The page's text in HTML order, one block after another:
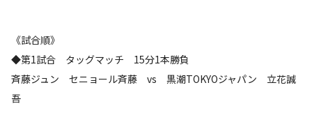
《試合順》
◆第1試合 タッグマッチ 15分1本勝負
斉藤ジュン セニョール斉藤 vs 黒潮TOKYOジャパン 立花誠
吾